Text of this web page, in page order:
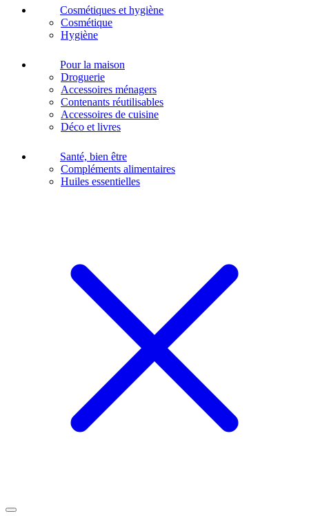
Cosmétiques et hygiène
Cosmétique
Hygiène
Pour la maison
Droguerie
Accessoires ménagers
Contenants réutilisables
Accessoires de cuisine
Déco et livres
Santé, bien être
Compléments alimentaires
Huiles essentielles